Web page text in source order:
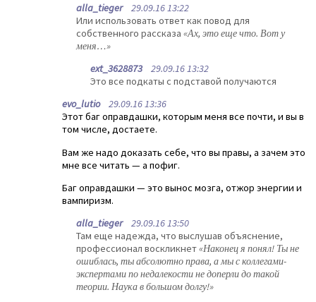
alla_tieger29.09.16 13:22
Или использовать ответ как повод для
собственного рассказа «Ах, это еще что. Вот у
меня…»
ext_3628873 29.09.16 13:32
Это все подкаты с подставой получаются
evo_lutio29.09.16 13:36
Этот баг оправдашки, которым меня все почти, и вы в
том числе, достаете.
Вам же надо доказать себе, что вы правы, а зачем это
мне все читать — а пофиг.
Баг оправдашки — это вынос мозга, отжор энергии и
вампиризм.
alla_tieger29.09.16 13:50
Там еще надежда, что выслушав объяснение,
профессионал воскликнет«Наконец я понял! Ты не
ошиблась, ты абсолютно права, а мы с коллегами-
экспертами по недалекости не доперли до такой
теории. Наука в большом долгу!»